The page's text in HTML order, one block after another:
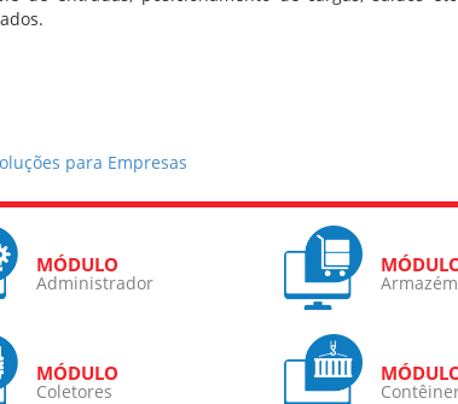
para Empresas
Administrador Armazém
Coletores